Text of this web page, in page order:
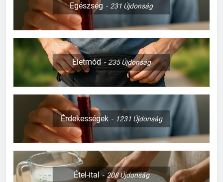
Egészség 231 Újdonság
Életmód 235Újdonság
Érdekességek 1231 Újdonság
Étel-ital 208Újdonság